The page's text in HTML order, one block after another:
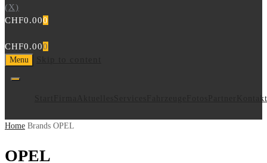
(X)
CHF0.000
CHF0.000
Menu
Kontakt
Home Brands OPEL
OPEL